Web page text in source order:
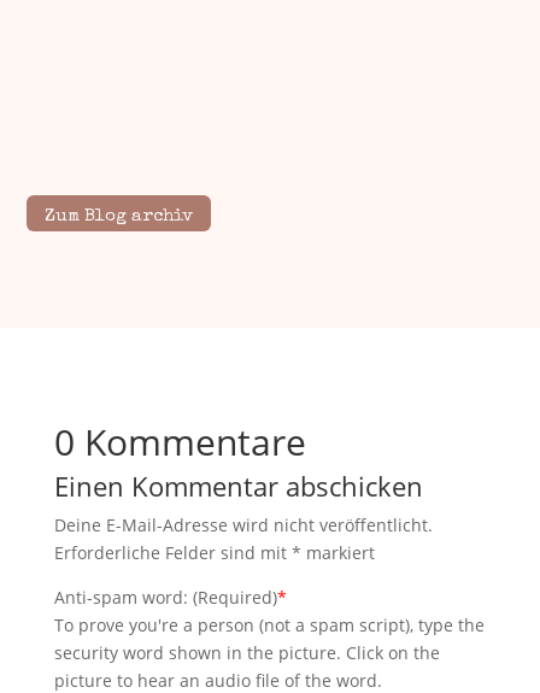
Zum Blog archiv
0 Kommentare
Einen Kommentar abschicken
Deine E-Mail-Adresse wird nicht veröffentlicht.
Erforderliche Felder sind mit * markiert
Anti-spam word: (Required)*
To prove you're a person (not a spam script), type the
security word shown in the picture. Click on the
picture to hear an audio file of the word.